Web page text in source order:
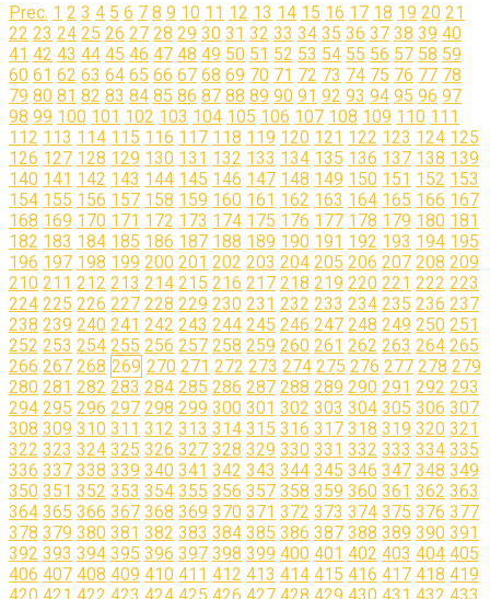
Prec. 1 2 3 4 5 6 7 8 9 10 11 12 13 14 15 16 17 18 19 20 21
22 23 24 25 26 27 28 29 30 31 32 33 34 35 36 37 38 39 40
41 42 43 44 45 46 47 48 49 50 51 52 53 54 55 56 57 58 59
60 61 62 63 64 65 66 67 68 69 70 71 72 73 74 75 76 77 78
79 80 81 82 83 84 85 86 87 88 89 90 91 92 93 94 95 96 97
98 99 100 101 102 103 104 105 106 107 108 109 110 111
112 113 114 115 116 117 118 119 120 121 122 123 124 125
126 127 128 129 130 131 132 133 134 135 136 137 138 139
140 141 142 143 144 145 146 147 148 149 150 151 152 153
154 155 156 157 158 159 160 161 162 163 164 165 166 167
168 169 170 171 172 173 174 175 176 177 178 179 180 181
182 183 184 185 186 187 188 189 190 191 192 193 194 195
196 197 198 199 200 201 202 203 204 205 206 207 208 209
210 211 212 213 214 215 216 217 218 219 220 221 222 223
224 225 226 227 228 229 230 231 232 233 234 235 236 237
238 239 240 241 242 243 244 245 246 247 248 249 250 251
252 253 254 255 256 257 258 259 260 261 262 263 264 265
266 267 268 269 270 271 272 273 274 275 276 277 278 279
280 281 282 283 284 285 286 287 288 289 290 291 292 293
294 295 296 297 298 299 300 301 302 303 304 305 306 307
308 309 310 311 312 313 314 315 316 317 318 319 320 321
322 323 324 325 326 327 328 329 330 331 332 333 334 335
336 337 338 339 340 341 342 343 344 345 346 347 348 349
350 351 352 353 354 355 356 357 358 359 360 361 362 363
364 365 366 367 368 369 370 371 372 373 374 375 376 377
378 379 380 381 382 383 384 385 386 387 388 389 390 391
392 393 394 395 396 397 398 399 400 401 402 403 404 405
406 407 408 409 410 411 412 413 414 415 416 417 418 419
420 421 422 423 424 425 426 427 428 429 430 431 432 433